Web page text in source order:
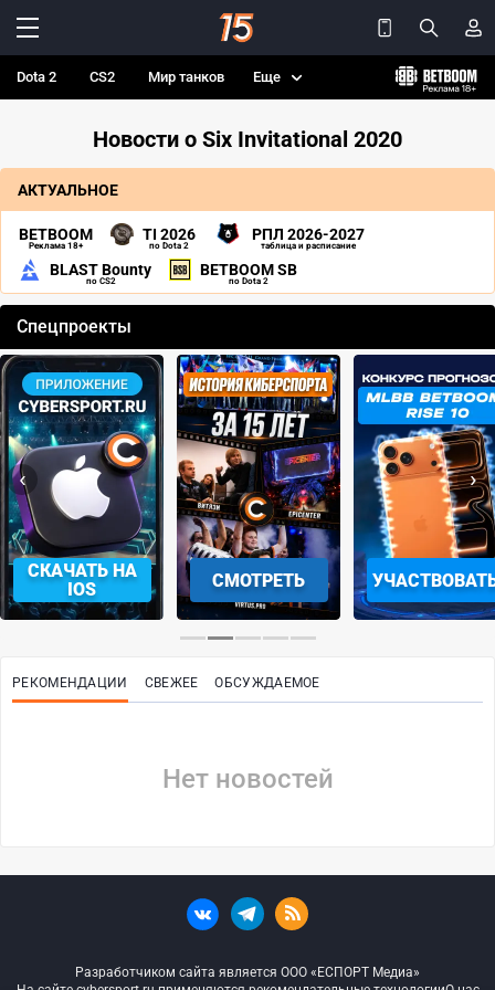
Dota 2 CS2 Мир танков Еще
Новости о Six Invitational 2020
АКТУАЛЬНОЕ
BETBOOM
Реклама 18+
TI 2026
по Dota 2
РПЛ 2026-2027
таблица и расписание
BLAST Bounty
по CS2
BETBOOM SB
по Dota 2
Спецпроекты
СКАЧАТЬ НА
IOS
СМОТРЕТЬ
‹ ›
РЕКОМЕНДАЦИИ СВЕЖЕЕ ОБСУЖДАЕМОЕ
Нет новостей
Разработчиком сайта является ООО «ЕСПОРТ Медиа»